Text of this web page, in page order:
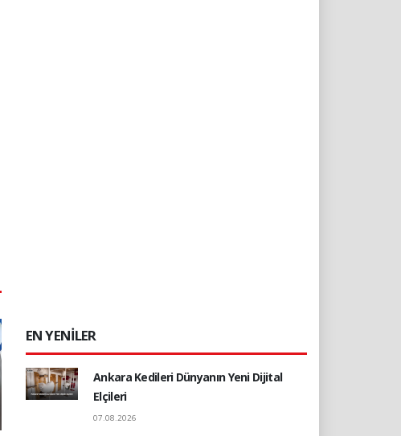
EN YENİLER
Ankara Kedileri Dünyanın Yeni Dijital
Elçileri
07.08.2026